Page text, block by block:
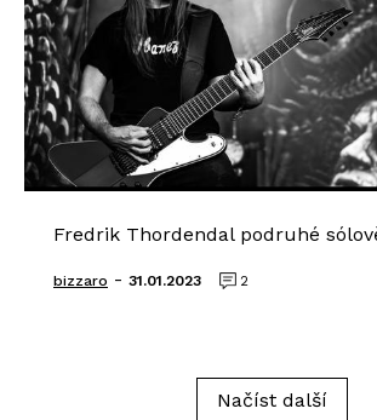
Fredrik Thordendal podruhé
bizzaro - 31.01.2023 2
Načíst další